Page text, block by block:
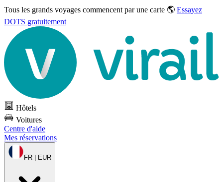
Tous les grands voyages commencent par une carte 🌎 Essayez
DOTS gratuitement
Hôtels
Voitures
Centre d'aide
Mes réservations
FR | EUR